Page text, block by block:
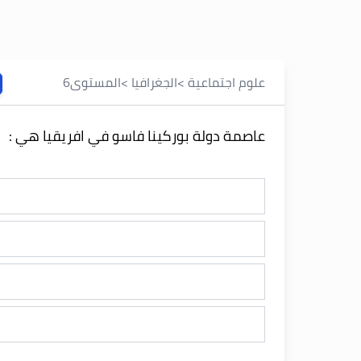
علوم اجتماعية>الجغرافيا >المستوى6
عاصمة دولة بوركينا فاسو في افريقيا هي :